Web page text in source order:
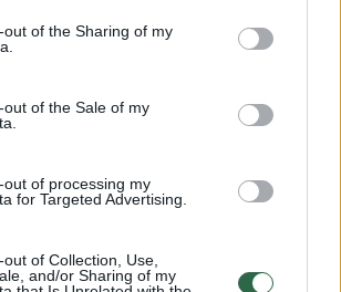
out of the Sharing of my
out of the Sale of my
out of processing my
for Targeted Advertising.
of Collection, Use,
and/or Sharing of my
nusimato karštas: temperatūra kils iki
laiko bandymu įsitvirtinti